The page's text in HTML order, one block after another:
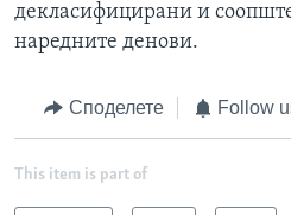
декласифицирани и
наредните денови.
Споделете Follow
This item is part of